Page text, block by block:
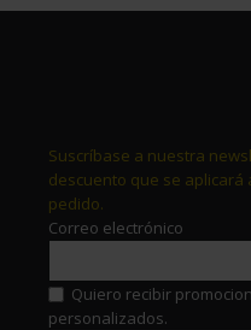
Suscríbase a nuestra
descuento que se
pedido.
Correo electrónico
Quiero recibir
personalizados.